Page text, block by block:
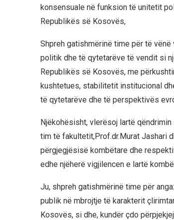
konsensuale në funksion të unitetit
Republikës së Kosovës,
Shpreh gatishmërinë time për të
politik dhe të qytetarëve të vendit si
Republikës së Kosovës, me
kushtetues, stabilitetit institucional
të qytetarëve dhe të perspektivës
Njëkohësisht, vlerësoj lartë
tim të fakultetit,Prof.dr.Murat Jashari
përgjegjësisë kombëtare dhe
edhe njëherë vigjilencen e lartë
Ju, shpreh gatishmërinë time për
publik në mbrojtje të karakterit
Kosovës, si dhe, kundër çdo